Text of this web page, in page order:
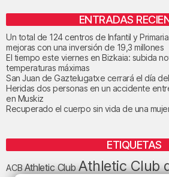
ENTRADAS
Un total de 124 centros de Infantil y
mejoras con una inversión de 19,3 millones
El tiempo este viernes en Bizkaia: subida
temperaturas máximas
San Juan de Gaztelugatxe cerrará el día
Heridas dos personas en un accidente
en Muskiz
Recuperado el cuerpo sin vida de una
ETIQUETAS
ACBAthletic ClubAthletic Club